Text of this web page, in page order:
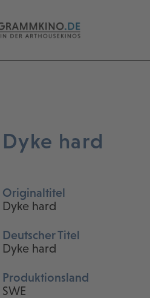
Dyke hard
Originaltitel
Dyke hard
Deutscher Titel
Dyke hard
Produktionsland
SWE